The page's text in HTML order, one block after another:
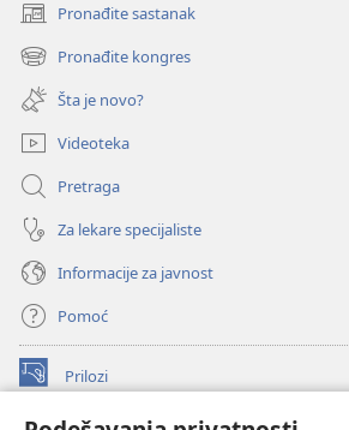
Pronađite sastanak
(otvara
novi
prozor)
Pronađite kongres
(otvara
novi
prozor)
Šta je novo?
Videoteka
Pretraga
Za lekare specijaliste
Informacije za javnost
Pomoć
Prilozi
(otvara